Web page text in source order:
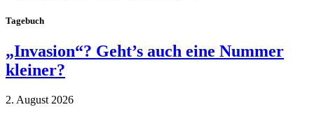
Tagebuch
„Invasion“? Geht’s auch eine Nummer
kleiner?
2. August 2026